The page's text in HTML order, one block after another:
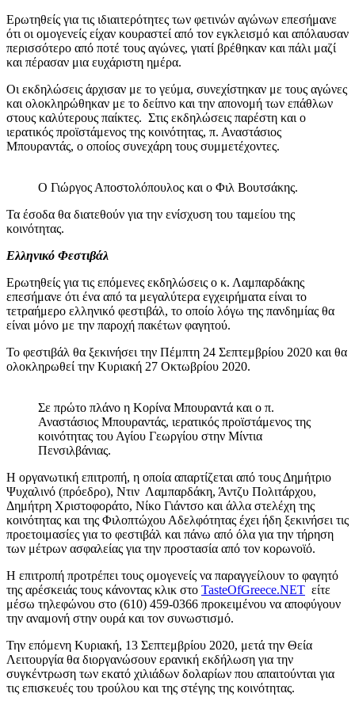
Ερωτηθείς για τις ιδιαιτερότητες των φετινών αγώνων επεσήμανε
ότι οι ομογενείς είχαν κουραστεί από τον εγκλεισμό και απόλαυσαν
περισσότερο από ποτέ τους αγώνες, γιατί βρέθηκαν και πάλι μαζί
και πέρασαν μια ευχάριστη ημέρα.
Οι εκδηλώσεις άρχισαν με το γεύμα, συνεχίστηκαν με τους αγώνες
και ολοκληρώθηκαν με το δείπνο και την απονομή των επάθλων
στους καλύτερους παίκτες. Στις εκδηλώσεις παρέστη και ο
ιερατικός προϊστάμενος της κοινότητας, π. Αναστάσιος
Μπουραντάς, ο οποίος συνεχάρη τους συμμετέχοντες.
Ο Γιώργος Αποστολόπουλος και ο Φιλ Βουτσάκης.
Τα έσοδα θα διατεθούν για την ενίσχυση του ταμείου της
κοινότητας.
Ελληνικό Φεστιβάλ
Ερωτηθείς για τις επόμενες εκδηλώσεις ο κ. Λαμπαρδάκης
επεσήμανε ότι ένα από τα μεγαλύτερα εγχειρήματα είναι το
τετραήμερο ελληνικό φεστιβάλ, το οποίο λόγω της πανδημίας θα
είναι μόνο με την παροχή πακέτων φαγητού.
Το φεστιβάλ θα ξεκινήσει την Πέμπτη 24 Σεπτεμβρίου 2020 και θα
ολοκληρωθεί την Κυριακή 27 Οκτωβρίου 2020.
Σε πρώτο πλάνο η Κορίνα Μπουραντά και ο π.
Αναστάσιος Μπουραντάς, ιερατικός προϊστάμενος της
κοινότητας του Αγίου Γεωργίου στην Μίντια
Πενσιλβάνιας.
Η οργανωτική επιτροπή, η οποία απαρτίζεται από τους Δημήτριο
Ψυχαλινό (πρόεδρο), Ντιν Λαμπαρδάκη, Άντζυ Πολιτάρχου,
Δημήτρη Χριστοφοράτο, Νίκο Γιάντσο και άλλα στελέχη της
κοινότητας και της Φιλοπτώχου Αδελφότητας έχει ήδη ξεκινήσει τις
προετοιμασίες για το φεστιβάλ και πάνω από όλα για την τήρηση
των μέτρων ασφαλείας για την προστασία από τον κορωνοϊό.
Η επιτροπή προτρέπει τους ομογενείς να παραγγείλουν το φαγητό
της αρέσκειάς τους κάνοντας κλικ στο TasteOfGreece.NET είτε
μέσω τηλεφώνου στο (610) 459-0366 προκειμένου να αποφύγουν
την αναμονή στην ουρά και τον συνωστισμό.
Την επόμενη Κυριακή, 13 Σεπτεμβρίου 2020, μετά την Θεία
Λειτουργία θα διοργανώσουν ερανική εκδήλωση για την
συγκέντρωση των εκατό χιλιάδων δολαρίων που απαιτούνται για
τις επισκευές του τρούλου και της στέγης της κοινότητας.